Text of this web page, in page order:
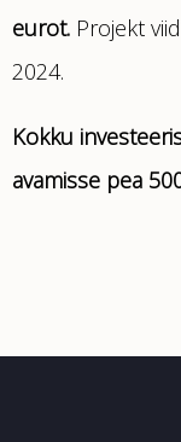
eurot. Projekt
2024.
Kokku
avamisse pea